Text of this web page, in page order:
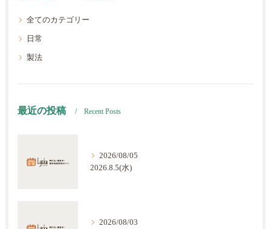
全てのカテゴリー
日常
製法
最近の投稿 Recent Posts
2026/08/05
2026.8.5(水)
2026/08/03